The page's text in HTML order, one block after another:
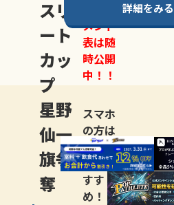
スリ
ート
カッ
プ
星野
仙一
旗争
奪
メント
表は随
時公開
中！！
スマホ
の方は
LINE登
録がお
すす
め！
詳細をみる